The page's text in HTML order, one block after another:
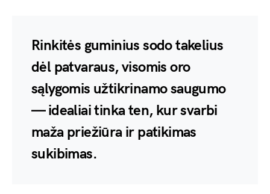
Rinkitės guminius sodo takelius
dėl patvaraus, visomis oro
sąlygomis užtikrinamo saugumo
— idealiai tinka ten, kur svarbi
maža priežiūra ir patikimas
sukibimas.